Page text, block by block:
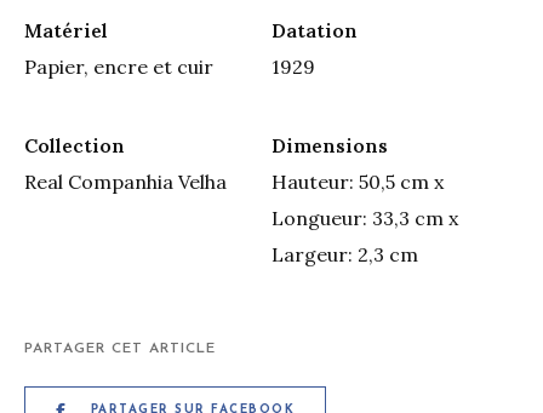
Matériel
Papier, encre et cuir
Datation
1929
Collection
Real Companhia Velha
Dimensions
Hauteur: 50,5 cm x
Longueur: 33,3 cm x
Largeur: 2,3 cm
PARTAGER CET ARTICLE
PARTAGER SUR FACEBOOK